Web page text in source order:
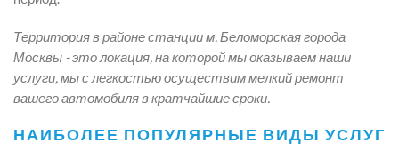
Территория в районе станции м. Беломорская города
Москвы - это локация, на которой мы оказываем наши
услуги, мы с легкостью осуществим мелкий ремонт
вашего автомобиля в кратчайшие сроки.
НАИБОЛЕЕ ПОПУЛЯРНЫЕ ВИДЫ УСЛУГ